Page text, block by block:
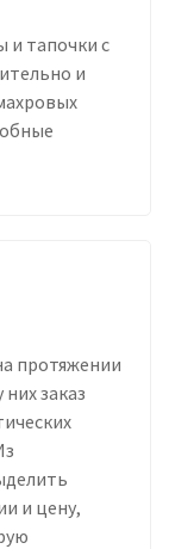
и тапочки с
и
протяжении
заказ
и цену,